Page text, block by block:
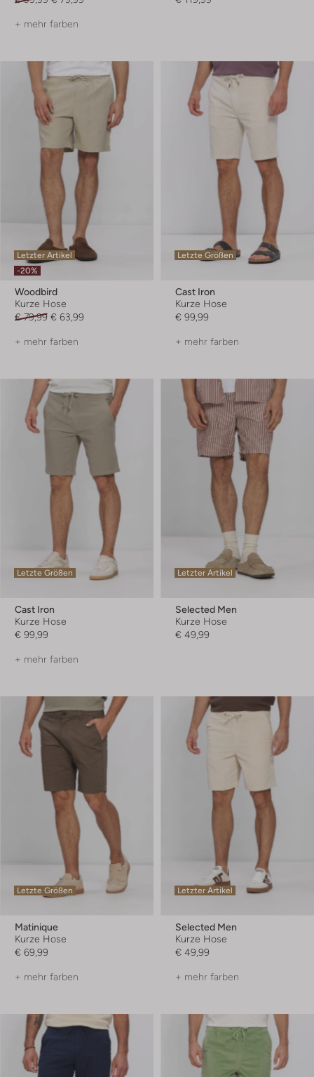
+ mehr farben
Letzter Artikel
-20%
Woodbird
Kurze Hose
€ 79,99 € 63,99
+ mehr farben
Letzte Größen
Cast Iron
Kurze Hose
€ 99,99
+ mehr farben
Letzte Größen
Cast Iron
Kurze Hose
€ 99,99
+ mehr farben
Letzter Artikel
Selected Men
Kurze Hose
€ 49,99
Letzte Größen
Matinique
Kurze Hose
€ 69,99
+ mehr farben
Letzter Artikel
Selected Men
Kurze Hose
€ 49,99
+ mehr farben